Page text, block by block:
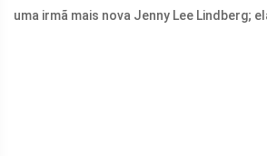
uma irmã mais nova Jenny Lee Lindberg;